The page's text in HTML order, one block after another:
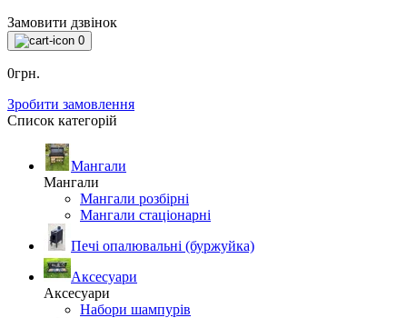
Замовити дзвінок
0
0грн.
Зробити замовлення
Список категорій
Мангали
Мангали
Мангали розбірні
Мангали стаціонарні
Печі опалювальні (буржуйка)
Аксесуари
Аксесуари
Набори шампурів